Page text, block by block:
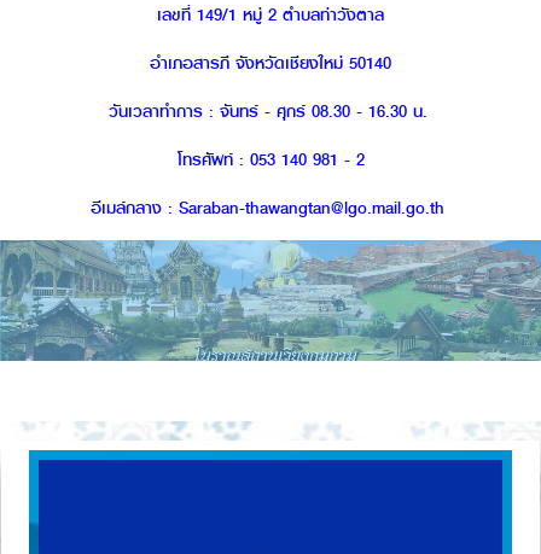
เลขที่ 149/1 หมู่ 2 ตำบลท่าวังตาล
อำเภอสารภี จังหวัดเชียงใหม่ 50140
วันเวลาทำการ : จันทร์ - ศุกร์ 08.30 - 16.30 น.
โทรศัพท์ : 053 140 981 - 2
อีเมล์กลาง : Saraban-thawangtan@lgo.mail.go.th